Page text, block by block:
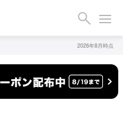
2026年8月時点